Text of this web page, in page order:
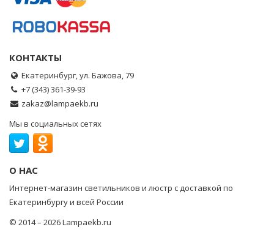
КОНТАКТЫ
Екатеринбург, ул. Бажова, 79
+7 (343) 361-39-93
zakaz@lampaekb.ru
Мы в социальных сетях
О НАС
Интернет-магазин светильников и люстр с доставкой по
Екатеринбургу и всей России
© 2014 – 2026 Lampaekb.ru